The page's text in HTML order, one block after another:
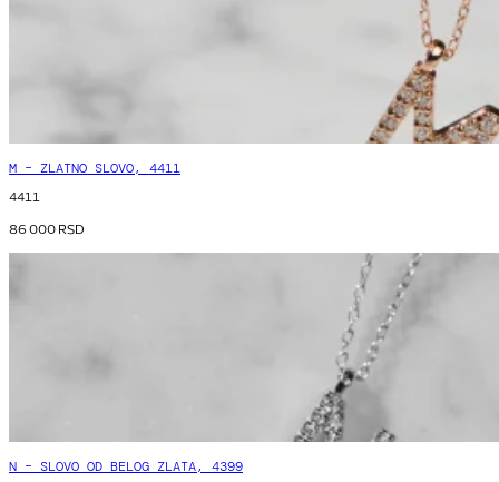
M – ZLATNO SLOVO, 4411
4411
86 000RSD
N – SLOVO OD BELOG ZLATA, 4399